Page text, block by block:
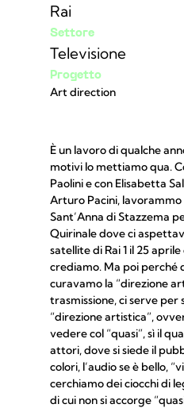
Rai
Settore
Televisione
Progetto
Art direction
È un lavoro di qualche
motivi lo mettiamo qua.
Paolini e con Elisabetta
Arturo Pacini, lavorammo
Sant’Anna di Stazzema
Quirinale dove ci
satellite di Rai 1 il 25
crediamo. Ma poi perché
curavamo la “direzione
trasmissione, ci serve per
“direzione artistica”,
vedere col “quasi”, sì il
attori, dove si siede il
colori, l’audio se è bello,
cerchiamo dei ciocchi di
di cui non si accorge